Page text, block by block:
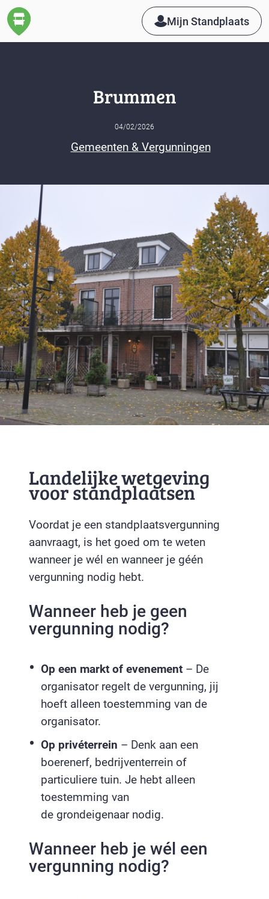
Mijn Standplaats
Brummen
04/02/2026
Gemeenten & Vergunningen
Landelijke wetgeving
voor standplaatsen
Voordat je een standplaatsvergunning
aanvraagt, is het goed om te weten
wanneer je wél en wanneer je géén
vergunning nodig hebt.
Wanneer heb je geen
vergunning nodig?
Op een markt of evenement – De
organisator regelt de vergunning, jij
hoeft alleen toestemming van de
organisator.
Op privéterrein – Denk aan een
boerenerf, bedrijventerrein of
particuliere tuin. Je hebt alleen
toestemming van
de grondeigenaar nodig.
Wanneer heb je wél een
vergunning nodig?